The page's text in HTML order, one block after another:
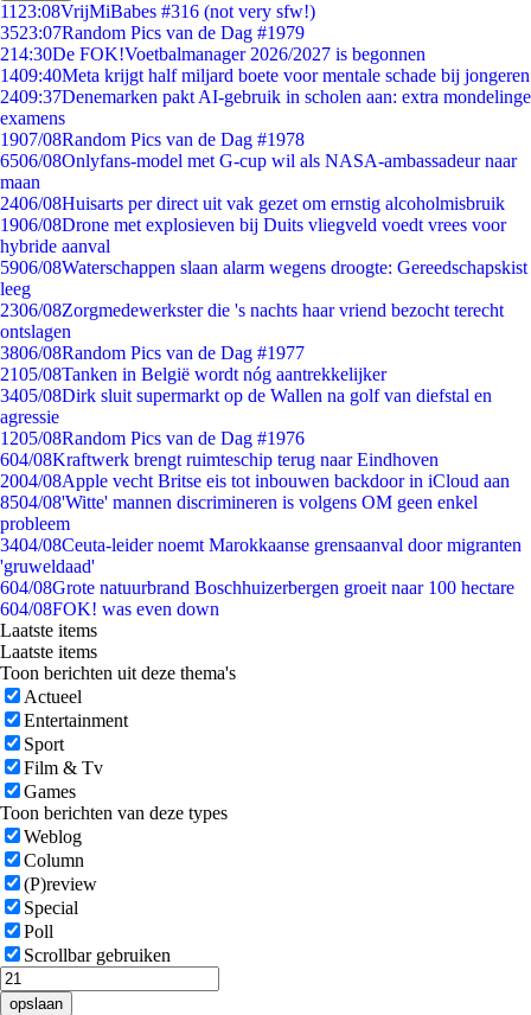
11 23:08VrijMiBabes #316 (not very sfw!)
3523:07Random Pics van de Dag #1979
214:30De FOK!Voetbalmanager 2026/2027 is begonnen
1409:40Meta krijgt half miljard boete voor mentale schade bij jongeren
2409:37Denemarken pakt AI-gebruik in scholen aan: extra mondelinge
examens
1907/08Random Pics van de Dag #1978
6506/08Onlyfans-model met G-cup wil als NASA-ambassadeur naar
maan
2406/08Huisarts per direct uit vak gezet om ernstig alcoholmisbruik
1906/08Drone met explosieven bij Duits vliegveld voedt vrees voor
hybride aanval
5906/08Waterschappen slaan alarm wegens droogte: Gereedschapskist
leeg
2306/08Zorgmedewerkster die 's nachts haar vriend bezocht terecht
ontslagen
3806/08Random Pics van de Dag #1977
2105/08Tanken in België wordt nóg aantrekkelijker
3405/08Dirk sluit supermarkt op de Wallen na golf van diefstal en
agressie
1205/08Random Pics van de Dag #1976
604/08Kraftwerk brengt ruimteschip terug naar Eindhoven
2004/08Apple vecht Britse eis tot inbouwen backdoor in iCloud aan
8504/08'Witte' mannen discrimineren is volgens OM geen enkel
probleem
3404/08Ceuta-leider noemt Marokkaanse grensaanval door migranten
'gruweldaad'
604/08Grote natuurbrand Boschhuizerbergen groeit naar 100 hectare
604/08FOK! was even down
Laatste items
Laatste items
Toon berichten uit deze thema's
Actueel
Entertainment
Sport
Film & Tv
Games
Toon berichten van deze types
Weblog
Column
(P)review
Special
Poll
Scrollbar gebruiken
opslaan